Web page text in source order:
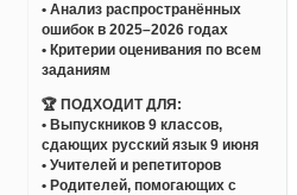
• Анализ распространённых
ошибок в 2025–2026 годах
• Критерии оценивания по всем
заданиям
🏆 ПОДХОДИТ ДЛЯ:
• Выпускников 9 классов,
сдающих русский язык 9 июня
• Учителей и репетиторов
• Родителей, помогающих с